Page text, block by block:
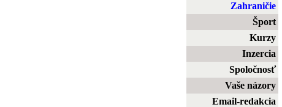
Zahraničie
Šport
Kurzy
Inzercia
Spoločnosť
Vaše názory
Email-redakcia